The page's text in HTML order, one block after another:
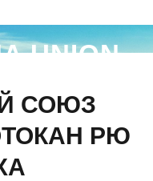
UNION
СОЮЗ
РЮ